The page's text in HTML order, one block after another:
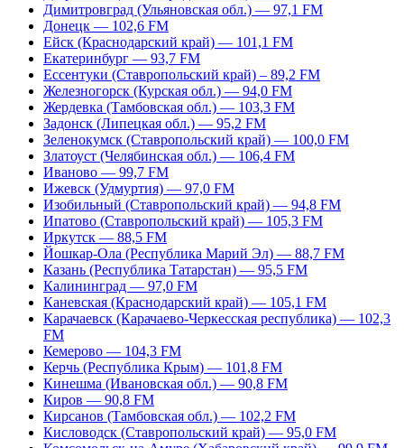
Димитровград (Ульяновская обл.) — 97,1 FM
Донецк — 102,6 FM
Ейск (Краснодарский край) — 101,1 FM
Екатеринбург — 93,7 FM
Ессентуки (Ставропольский край) – 89,2 FM
Железногорск (Курская обл.) — 94,0 FM
Жердевка (Тамбовская обл.) — 103,3 FM
Задонск (Липецкая обл.) — 95,2 FM
Зеленокумск (Ставропольский край) — 100,0 FM
Златоуст (Челябинская обл.) — 106,4 FM
Иваново — 99,7 FM
Ижевск (Удмуртия) — 97,0 FM
Изобильный (Ставропольский край) — 94,8 FM
Ипатово (Ставропольский край) — 105,3 FM
Иркутск — 88,5 FM
Йошкар-Ола (Республика Марий Эл) — 88,7 FM
Казань (Республика Татарстан) — 95,5 FM
Калининград — 97,0 FM
Каневская (Краснодарский край) — 105,1 FM
Карачаевск (Карачаево-Черкесская республика) — 102,3
FM
Кемерово — 104,3 FM
Керчь (Республика Крым) — 101,8 FM
Кинешма (Ивановская обл.) — 90,8 FM
Киров — 90,8 FM
Кирсанов (Тамбовская обл.) — 102,2 FM
Кисловодск (Ставропольский край) — 95,0 FM